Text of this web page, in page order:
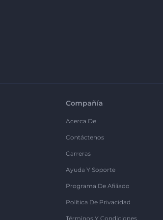
Compañía
Acerca De
Contáctenos
Carreras
Ayuda Y Soporte
Programa De Afiliado
Política De Privacidad
Términos Y Condiciones